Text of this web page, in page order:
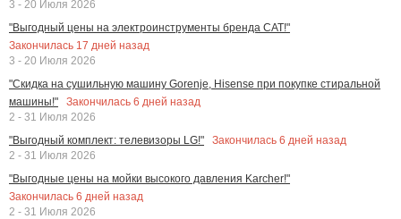
3 - 20 Июля 2026
"Выгодный цены на электроинструменты бренда CAT!"
Закончилась 17 дней назад
3 - 20 Июля 2026
"Скидка на сушильную машину Gorenje, Hisense при покупке стиральной
машины!"
Закончилась 6 дней назад
2 - 31 Июля 2026
"Выгодный комплект: телевизоры LG!"
Закончилась 6 дней назад
2 - 31 Июля 2026
"Выгодные цены на мойки высокого давления Karcher!"
Закончилась 6 дней назад
2 - 31 Июля 2026